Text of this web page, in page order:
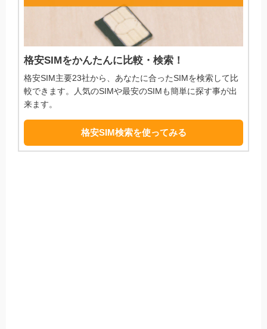
格安SIMをかんたんに比較・検索！
格安SIM主要23社から、あなたに合ったSIMを検索して比
較できます。人気のSIMや最安のSIMも簡単に探す事が出
来ます。
格安SIM検索を使ってみる